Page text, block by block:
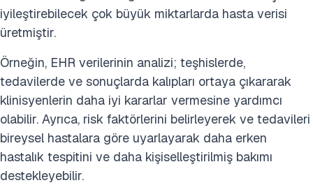
iyileştirebilecek çok büyük miktarlarda hasta verisi
üretmiştir.
Örneğin, EHR verilerinin analizi; teşhislerde,
tedavilerde ve sonuçlarda kalıpları ortaya çıkararak
klinisyenlerin daha iyi kararlar vermesine yardımcı
olabilir. Ayrıca, risk faktörlerini belirleyerek ve tedavileri
bireysel hastalara göre uyarlayarak daha erken
hastalık tespitini ve daha kişiselleştirilmiş bakımı
destekleyebilir.